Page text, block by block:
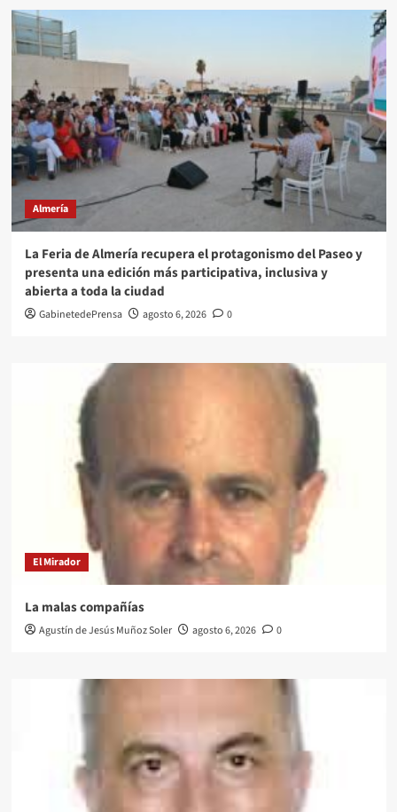
Almería
La Feria de Almería recupera el protagonismo del Paseo y
presenta una edición más participativa, inclusiva y
abierta a toda la ciudad
GabinetedePrensa agosto 6, 2026 0
El Mirador
La malas compañías
Agustín de Jesús Muñoz Soler agosto 6, 2026 0